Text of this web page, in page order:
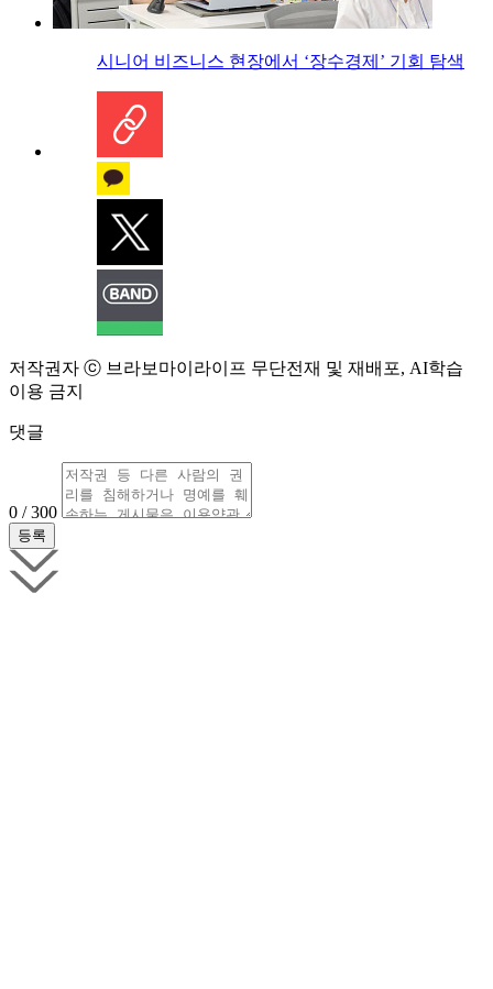
시니어 비즈니스 현장에서 ‘장수경제’ 기회 탐색
저작권자 ⓒ 브라보마이라이프 무단전재 및 재배포, AI학습
이용 금지
댓글
0 / 300